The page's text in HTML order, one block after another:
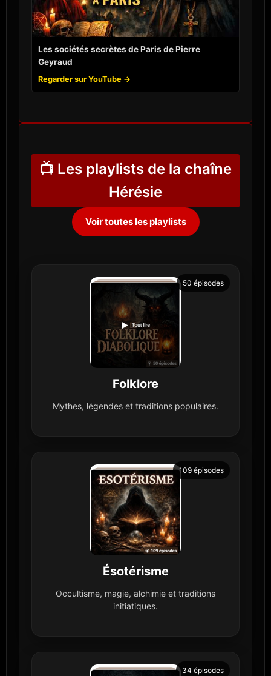
Les sociétés secrètes de Paris de Pierre
Geyraud
Regarder sur YouTube →
📺 Les playlists de la chaîne
Hérésie
Voir toutes les playlists
50 épisodes
Folklore
Mythes, légendes et traditions populaires.
109 épisodes
Ésotérisme
Occultisme, magie, alchimie et traditions
initiatiques.
34 épisodes